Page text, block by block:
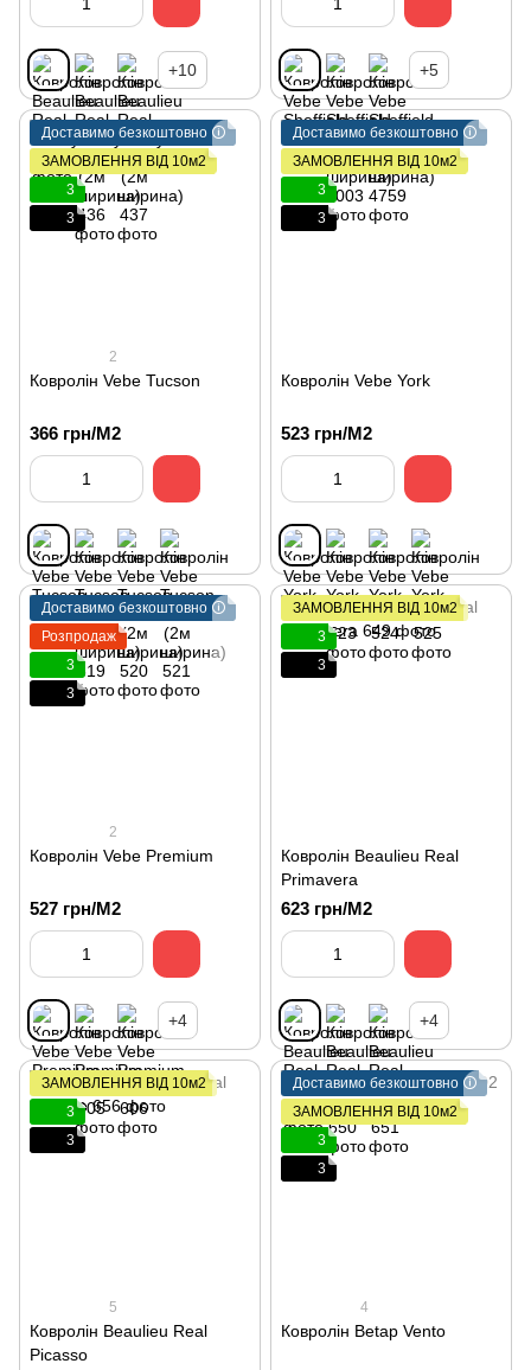
+10 +5
Доставимо безкоштовно 🛈
ЗАМОВЛЕННЯ ВІД 10м2
3
3
2
Ковролін Vebe Tucson
366 грн/М2
Доставимо безкоштовно 🛈
ЗАМОВЛЕННЯ ВІД 10м2
3
3
Ковролін Vebe York
523 грн/М2
Доставимо безкоштовно 🛈
Розпродаж
3
3
2
Ковролін Vebe Premium
527 грн/М2
+4
ЗАМОВЛЕННЯ ВІД 10м2
3
3
Ковролін Beaulieu Real
Primavera
623 грн/М2
+4
ЗАМОВЛЕННЯ ВІД 10м2
3
3
5
Ковролін Beaulieu Real
Picasso
Доставимо безкоштовно 🛈
ЗАМОВЛЕННЯ ВІД 10м2
3
3
4
Ковролін Betap Vento